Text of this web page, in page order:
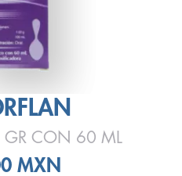
GR CON 60 ML
MXN